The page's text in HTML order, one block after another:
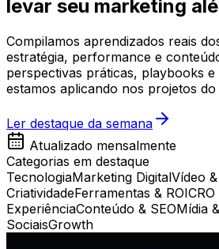
levar seu marketing
Compilamos aprendizados reais
estratégia, performance e
perspectivas práticas, playbooks e
estamos aplicando nos projetos
Ler destaque da semana
Atualizado mensalmente
Categorias em destaque
TecnologiaMarketing DigitalVídeo &
CriatividadeFerramentas & ROICRO
ExperiênciaConteúdo & SEOMídia
SociaisGrowth